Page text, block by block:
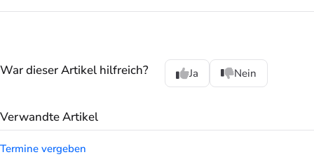
War dieser Artikel hilfreich? Ja Nein
Verwandte Artikel
Termine vergeben